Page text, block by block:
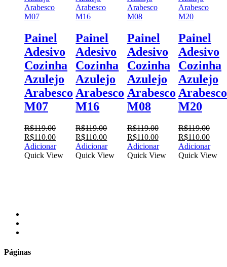
Painel
Adesivo
Cozinha
Azulejo
Arabesco
M07
R$119.00
O
preço
original
R$110.00O
preço
atual
Adicionar
Quick View
Painel
Adesivo
Cozinha
Azulejo
Arabesco
M16
R$119.00
O
preço
original
R$110.00O
preço
atual
Adicionar
Quick View
Painel
Adesivo
Cozinha
Azulejo
Arabesco
M08
R$119.00
O
preço
original
R$110.00O
preço
atual
Adicionar
Quick View
Painel
Adesivo
Cozinha
Azulejo
Arabesco
M20
R$119.00
O
preço
original
R$110.00O
preço
atual
Adicionar
Quick View
Páginas